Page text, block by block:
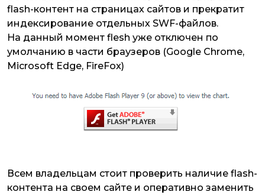
flash-контент на страницах сайтов и прекратит
индексирование отдельных SWF-файлов.
На данный момент flesh уже отключен по
умолчанию в части браузеров (Google Chrome,
Microsoft Edge, FireFox)
Всем владельцам стоит проверить наличие flash-
контента на своем сайте и оперативно заменить